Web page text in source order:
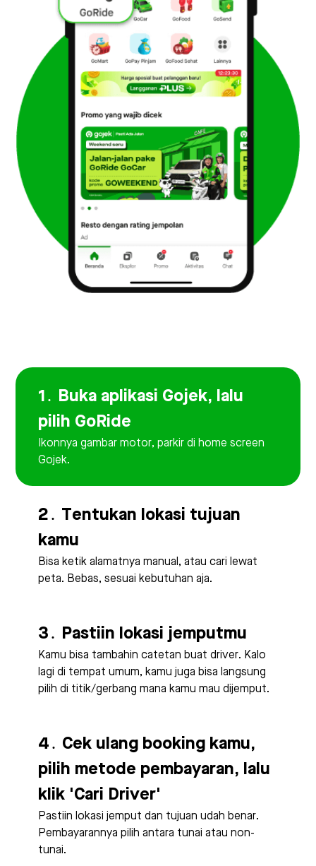
1․ Buka aplikasi Gojek, lalu
pilih GoRide
Ikonnya gambar motor, parkir di home screen
Gojek.
2․ Tentukan lokasi tujuan
kamu
Bisa ketik alamatnya manual, atau cari lewat
peta. Bebas, sesuai kebutuhan aja.
3․ Pastiin lokasi jemputmu
Kamu bisa tambahin catetan buat driver. Kalo
lagi di tempat umum, kamu juga bisa langsung
pilih di titik/gerbang mana kamu mau dijemput.
4․ Cek ulang booking kamu,
pilih metode pembayaran, lalu
klik 'Cari Driver'
Pastiin lokasi jemput dan tujuan udah benar.
Pembayarannya pilih antara tunai atau non-
tunai.